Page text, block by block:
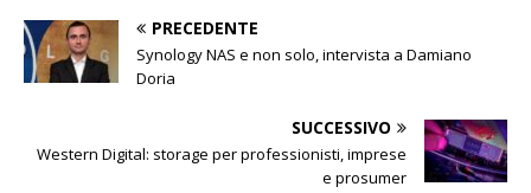
PRECEDENTE
Synology NAS e non solo, intervista a Damiano
Doria
SUCCESSIVO
Western Digital: storage per professionisti, imprese
e prosumer